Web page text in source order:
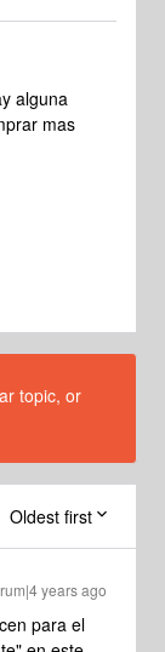
alguna
mas
topic, or
Oldest first
years ago
para el